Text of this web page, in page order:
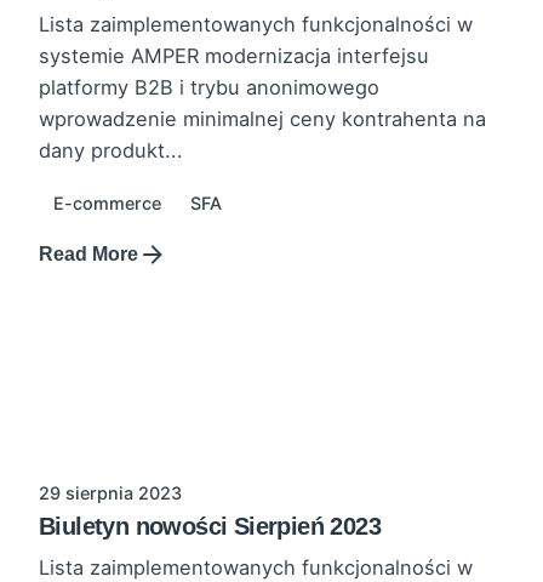
Lista zaimplementowanych funkcjonalności w
systemie AMPER modernizacja interfejsu
platformy B2B i trybu anonimowego
wprowadzenie minimalnej ceny kontrahenta na
dany produkt...
E-commerce SFA
Read More
29 sierpnia 2023
Biuletyn nowości Sierpień 2023
Lista zaimplementowanych funkcjonalności w